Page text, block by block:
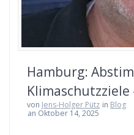
Hamburg:
Klimaschutzziele
von Jens-Holger Pütz in Blog
an Oktober 14, 2025